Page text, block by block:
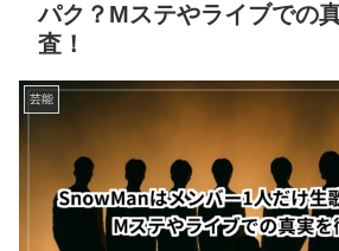
パク？Mステやライブでの
査！
芸能